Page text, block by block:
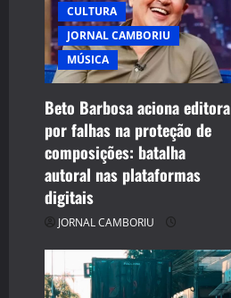
a
t
i
o
n
CULTURA
JORNAL CAMBORIU
MÚSICA
Beto Barbosa aciona editora
por falhas na proteção de
composições: batalha
autoral nas plataformas
digitais
JORNAL CAMBORIU